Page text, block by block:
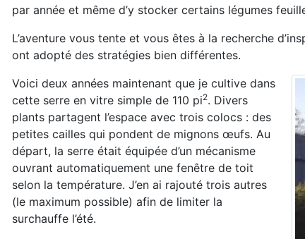
par année et même d’y stocker certains légumes
L’aventure vous tente et vous êtes à la recherche
ont adopté des stratégies bien différentes.
Voici deux années maintenant que je cultive dans
cette serre en vitre simple de 110 pi2. Divers
plants partagent l’espace avec trois colocs : des
petites cailles qui pondent de mignons œufs. Au
départ, la serre était équipée d’un mécanisme
ouvrant automatiquement une fenêtre de toit
selon la température. J’en ai rajouté trois autres
(le maximum possible) afin de limiter la
surchauffe l’été.